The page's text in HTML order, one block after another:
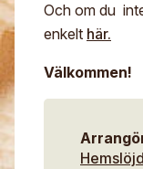
Och om du
enkelt här.
Välkommen!